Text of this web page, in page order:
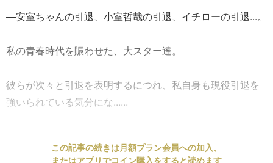
—安室ちゃんの引退、小室哲哉の引退、イチローの引退...。
私の青春時代を賑わせた、大スター達。
彼らが次々と引退を表明するにつれ、私自身も現役引退を
強いられている気分にな......
この記事の続きは月額プラン会員への加入、
またはアプリでコイン購入をすると読めます